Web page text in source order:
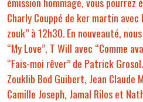
Charly Couppé de ker martin
zouk” à 12h30. En nouveauté,
“My Love”, T Will avec “Comme
“Fais-moi rêver” de Patrick
Zouklib Bod Guibert, Jean Claude
Camille Joseph, Jamal Rilos et